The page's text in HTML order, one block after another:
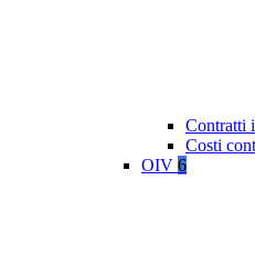
Contratti
Costi
OIV 6